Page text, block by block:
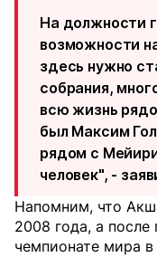
На должности
возможности
здесь нужно
собрания,
всю жизнь
был Максим
рядом с
человек", -
Напомним, что
2008 года, а
чемпионате мира